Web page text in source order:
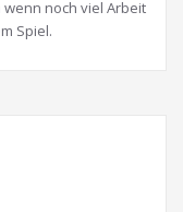
wenn noch viel Arbeit
Spiel.